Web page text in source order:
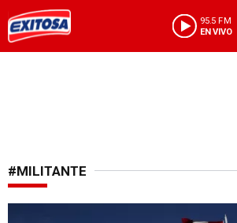
95.5 FM
EN VIVO
#MILITANTE